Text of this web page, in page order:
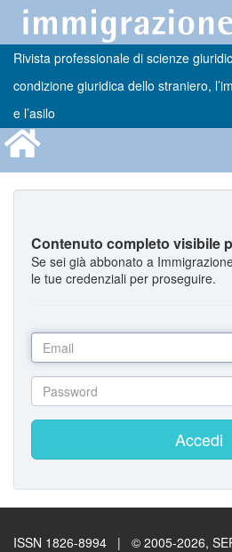
Rivista professionale di scienze
condizione giuridica dello straniero,
e l’asilo
Contenuto completo visibile
Se sei già abbonato a
le tue credenziali per proseguire.
Accedi
ISSN 1826-8994 | © 2005-2026,